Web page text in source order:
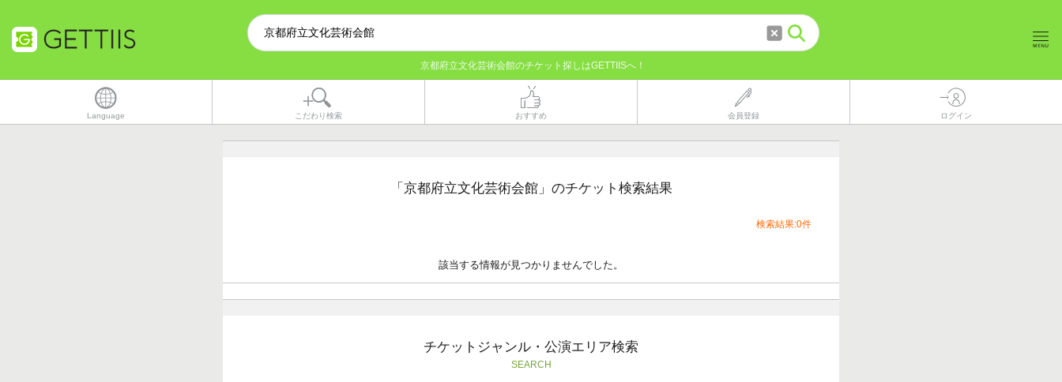
京都府立文化芸術会館のチケット探しはGETTIISへ！
Language こだわり検索 おすすめ 会員登録 ログイン
「京都府立文化芸術会館」のチケット検索結果
検索結果:0件
該当する情報が見つかりませんでした。
チケットジャンル・公演エリア検索
SEARCH